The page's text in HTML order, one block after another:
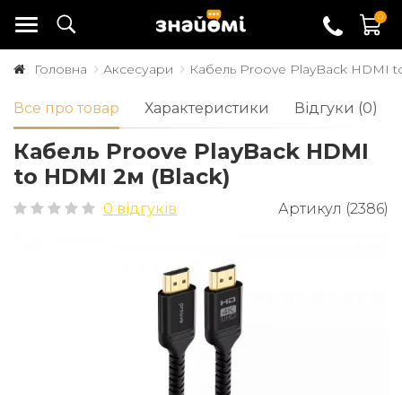
0
Головна Аксесуари Кабель Proove PlayBack HDMI
Все про товар Характеристики Відгуки (0)
Кабель Proove PlayBack HDMI
to HDMI 2м (Black)
0 відгуків Артикул (2386)